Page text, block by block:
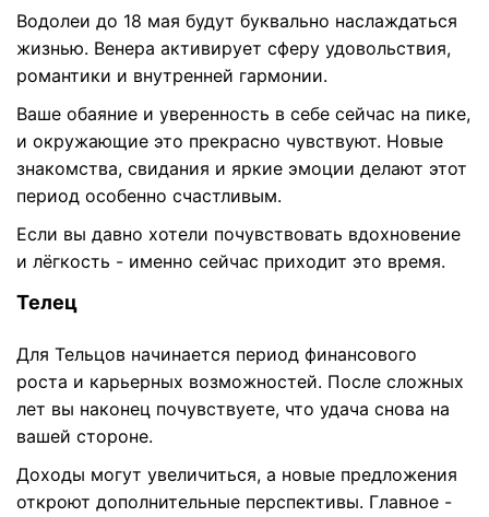
Водолеи до 18 мая будут буквально наслаждаться
жизнью. Венера активирует сферу удовольствия,
романтики и внутренней гармонии.
Ваше обаяние и уверенность в себе сейчас на пике,
и окружающие это прекрасно чувствуют. Новые
знакомства, свидания и яркие эмоции делают этот
период особенно счастливым.
Если вы давно хотели почувствовать вдохновение
и лёгкость - именно сейчас приходит это время.
Телец
Для Тельцов начинается период финансового
роста и карьерных возможностей. После сложных
лет вы наконец почувствуете, что удача снова на
вашей стороне.
Доходы могут увеличиться, а новые предложения
откроют дополнительные перспективы. Главное -